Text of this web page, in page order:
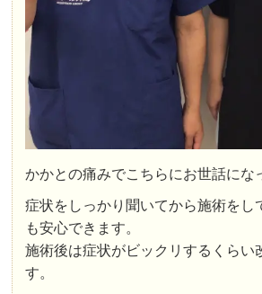
かかとの痛みでこちらにお世話にな
症状をしっかり聞いてから施術をし
も安心できます。
施術後は症状がビックリするくらい
す。